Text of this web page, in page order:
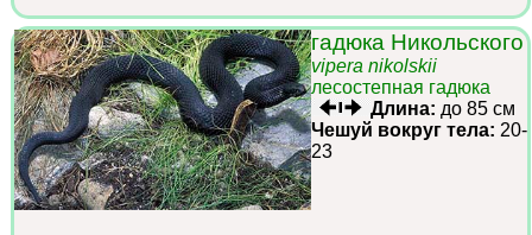
гадюка Никольского
vipera nikolskii
лесостепная гадюка
Длина: до 85 см
Чешуй вокруг тела: 20-
23